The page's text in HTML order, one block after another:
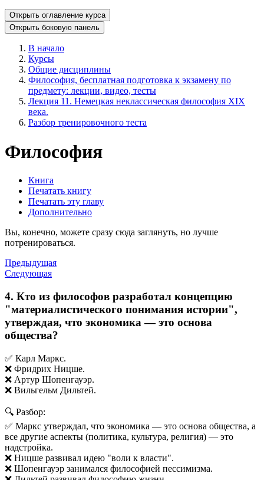
Открыть оглавление курса
Открыть боковую панель
В начало
Курсы
Общие дисциплины
Философия, бесплатная подготовка к экзамену по
предмету: лекции, видео, тесты
Лекция 11. Немецкая неклассическая философия XIX
века.
Разбор тренировочного теста
Философия
Книга
Печатать книгу
Печатать эту главу
Дополнительно
Вы, конечно, можете сразу сюда заглянуть, но лучше
потренироваться.
Предыдущая
Следующая
4. Кто из философов разработал концепцию
"материалистического понимания истории",
утверждая, что экономика — это основа
общества?
✅ Карл Маркс.
❌ Фридрих Ницше.
❌ Артур Шопенгауэр.
❌ Вильгельм Дильтей.
🔍 Разбор:
✅ Маркс утверждал, что экономика — это основа общества, а
все другие аспекты (политика, культура, религия) — это
надстройка.
❌ Ницше развивал идею "воли к власти".
❌ Шопенгауэр занимался философией пессимизма.